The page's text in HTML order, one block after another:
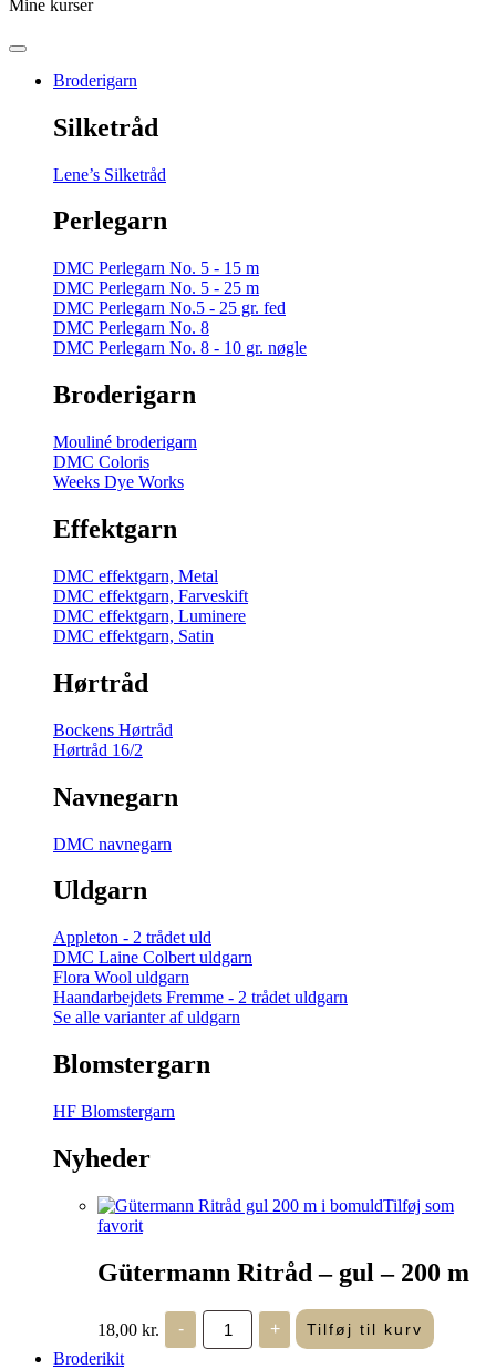
Mine kurser
Broderigarn
Silketråd
Lene’s Silketråd
Perlegarn
DMC Perlegarn No. 5 - 15 m
DMC Perlegarn No. 5 - 25 m
DMC Perlegarn No.5 - 25 gr. fed
DMC Perlegarn No. 8
DMC Perlegarn No. 8 - 10 gr. nøgle
Broderigarn
Mouliné broderigarn
DMC Coloris
Weeks Dye Works
Effektgarn
DMC effektgarn, Metal
DMC effektgarn, Farveskift
DMC effektgarn, Luminere
DMC effektgarn, Satin
Hørtråd
Bockens Hørtråd
Hørtråd 16/2
Navnegarn
DMC navnegarn
Uldgarn
Appleton - 2 trådet uld
DMC Laine Colbert uldgarn
Flora Wool uldgarn
Haandarbejdets Fremme - 2 trådet uldgarn
Se alle varianter af uldgarn
Blomstergarn
HF Blomstergarn
Nyheder
Tilføj som
favorit
Gütermann Ritråd – gul – 200 m
18,00 kr. -
Gütermann
Ritråd
-
+ Tilføj til kurv
Broderikit